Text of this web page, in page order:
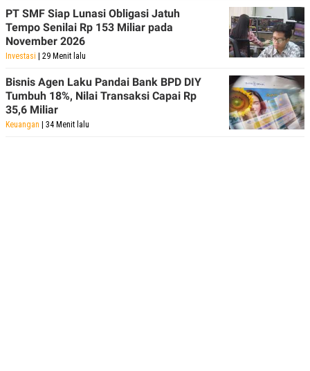
PT SMF Siap Lunasi Obligasi Jatuh
Tempo Senilai Rp 153 Miliar pada
November 2026
Investasi | 29 Menit lalu
Bisnis Agen Laku Pandai Bank BPD DIY
Tumbuh 18%, Nilai Transaksi Capai Rp
35,6 Miliar
Keuangan | 34 Menit lalu